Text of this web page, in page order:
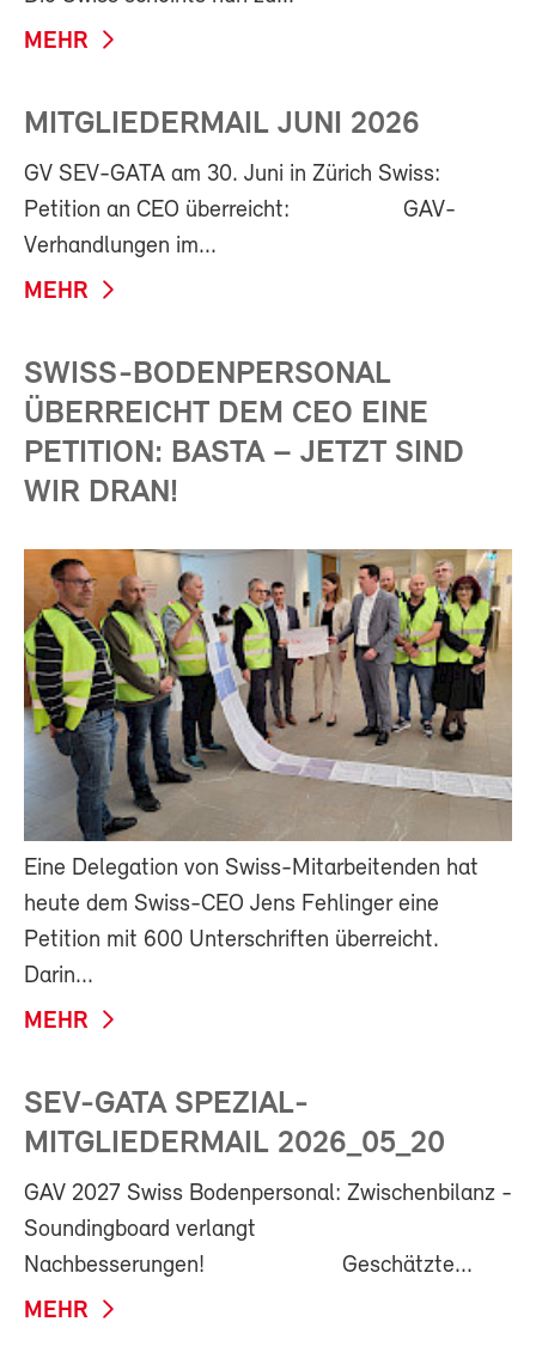
MEHR
MITGLIEDERMAIL JUNI 2026
GV SEV-GATA am 30. Juni in Zürich Swiss:
Petition an CEO überreicht: GAV-
Verhandlungen im...
MEHR
SWISS-BODENPERSONAL
ÜBERREICHT DEM CEO EINE
PETITION: BASTA – JETZT SIND
WIR DRAN!
Eine Delegation von Swiss-Mitarbeitenden hat
heute dem Swiss-CEO Jens Fehlinger eine
Petition mit 600 Unterschriften überreicht.
Darin...
MEHR
SEV-GATA SPEZIAL-
MITGLIEDERMAIL 2026_05_20
GAV 2027 Swiss Bodenpersonal: Zwischenbilanz -
Soundingboard verlangt
Nachbesserungen! Geschätzte...
MEHR